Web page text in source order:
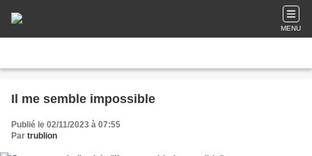
MENU
Il me semble impossible
Publié le 02/11/2023 à 07:55
Par trublion